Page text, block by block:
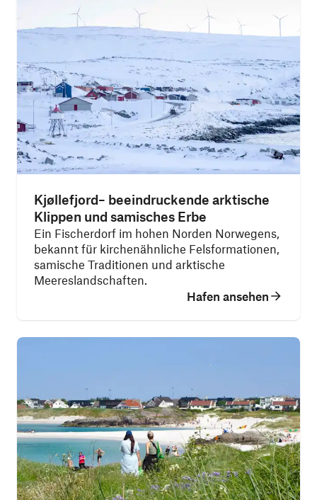
Kjøllefjord– beeindruckende arktische
Klippen und samisches Erbe
Ein Fischerdorf im hohen Norden Norwegens,
bekannt für kirchenähnliche Felsformationen,
samische Traditionen und arktische
Meereslandschaften.
Hafen ansehen